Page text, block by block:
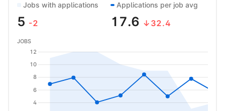
Jobs with applications
5 -2
Applications per job avg
17.6 ↓32.4
4
6
8
10
12
JOBS